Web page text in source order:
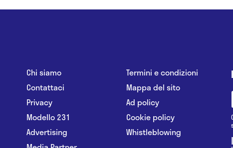
Chi siamo
Contattaci
Privacy
Modello 231
Advertising
Termini e condizioni
Mappa del sito
Ad policy
Cookie policy
Whistleblowing